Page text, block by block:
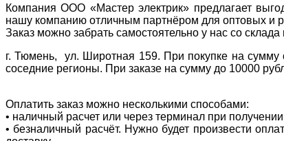
Компания ООО «Мастер электрик» предлагает
нашу компанию отличным партнёром для оптовых и
Заказ можно забрать самостоятельно у нас со склада
г. Тюмень, ул. Широтная 159. При покупке на сумму
соседние регионы. При заказе на сумму до 10000
Оплатить заказ можно несколькими способами:
• наличный расчет или через терминал при
• безналичный расчёт. Нужно будет произвести